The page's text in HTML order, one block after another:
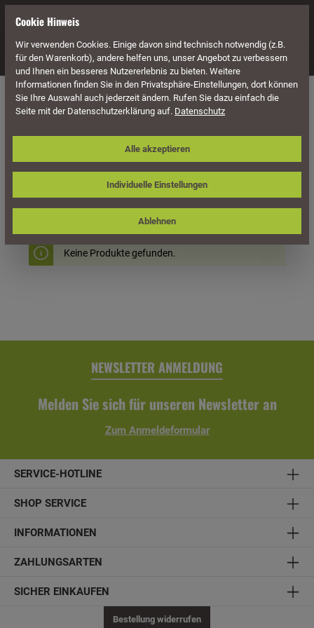
Navigation
Gartenausstattung Dekoration Marktwagen / Marktstände
Produkte filtern
Keine Produkte gefunden.
NEWSLETTER ANMELDUNG
Melden Sie sich für unseren Newsletter an
Zum Anmeldeformular
SERVICE-HOTLINE
SHOP SERVICE
INFORMATIONEN
ZAHLUNGSARTEN
SICHER EINKAUFEN
Bestellung widerrufen
Cookie Hinweis
Wir verwenden Cookies. Einige davon sind technisch notwendig (z.B.
für den Warenkorb), andere helfen uns, unser Angebot zu verbessern
und Ihnen ein besseres Nutzererlebnis zu bieten. Weitere
Informationen finden Sie in den Privatsphäre-Einstellungen, dort können
Sie Ihre Auswahl auch jederzeit ändern. Rufen Sie dazu einfach die
Seite mit der Datenschutzerklärung auf. Datenschutz
Individuelle Einstellungen
Ablehnen
Alle akzeptieren